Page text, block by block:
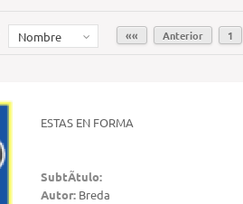
Nombre «« Anterior 1
ESTAS EN FORMA
SubtÃ­tulo:
Autor: Breda